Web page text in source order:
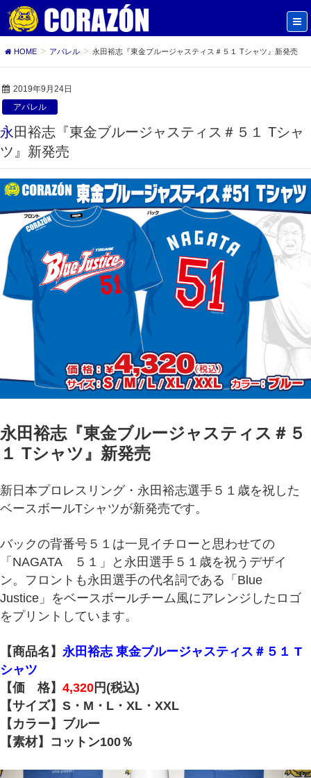
HOME アパレル 永田裕志『東金ブルージャスティス＃５１ Tシャツ』新発売
2019年9月24日
アパレル
永田裕志『東金ブルージャスティス＃５１ Tシャ
ツ』新発売
永田裕志『東金ブルージャスティス＃５
１ Tシャツ』新発売
新日本プロレスリング・永田裕志選手５１歳を祝した
ベースボールTシャツが新発売です。
バックの背番号５１は一見イチローと思わせての
「NAGATA ５１」と永田選手５１歳を祝うデザイ
ン。フロントも永田選手の代名詞である「Blue
Justice」をベースボールチーム風にアレンジしたロゴ
をプリントしています。
【商品名】 永田裕志 東金ブルージャスティス＃５１ T
シャツ
【価 格】 4,320 円(税込)
【サイズ】S・M・L・XL・XXL
【カラー】ブルー
【素材】コットン100％